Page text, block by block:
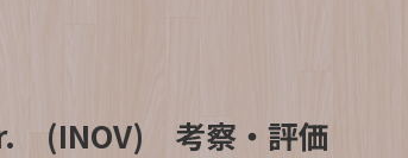
(INOV) 考察・評価